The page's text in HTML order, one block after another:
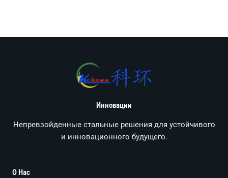
Инновации
Непревзойденные стальные решения для устойчивого
и инновационного будущего.
О Нас